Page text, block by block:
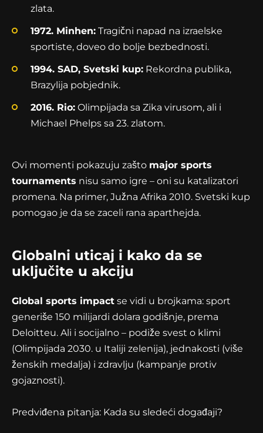
zlata.
1972. Minhen: Tragični napad na izraelske
sportiste, doveo do bolje bezbednosti.
1994. SAD, Svetski kup: Rekordna publika,
Brazylija pobjednik.
2016. Rio: Olimpijada sa Zika virusom, ali i
Michael Phelps sa 23. zlatom.
Ovi momenti pokazuju zašto major sports
tournaments nisu samo igre – oni su katalizatori
promena. Na primer, Južna Afrika 2010. Svetski kup
pomogao je da se zaceli rana aparthejda.
Globalni uticaj i kako da se
uključite u akciju
Global sports impact se vidi u brojkama: sport
generiše 150 milijardi dolara godišnje, prema
Deloitteu. Ali i socijalno – podiže svest o klimi
(Olimpijada 2030. u Italiji zelenija), jednakosti (više
ženskih medalja) i zdravlju (kampanje protiv
gojaznosti).
Predviđena pitanja: Kada su sledeći događaji?